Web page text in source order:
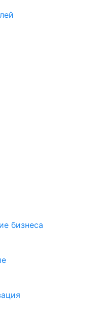
бизнеса